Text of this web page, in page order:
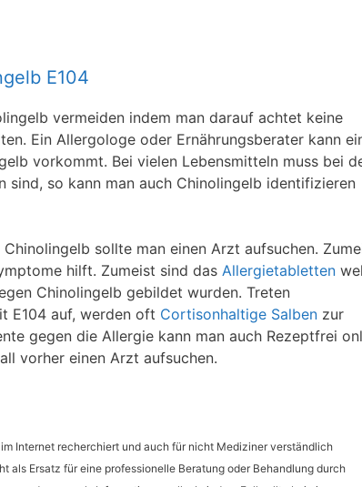
E104
vermeiden indem man darauf achtet keine
Ein Allergologe oder Ernährungsberater kann
vorkommt. Bei vielen Lebensmitteln muss bei
so kann man auch Chinolingelb identifizieren
sollte man einen Arzt aufsuchen.
hilft. Zumeist sind das Allergietabletten
Chinolingelb gebildet wurden. Treten
E104 auf, werden oft Cortisonhaltige Salben zur
gegen die Allergie kann man auch Rezeptfrei
vorher einen Arzt aufsuchen.
Internet recherchiert und auch für nicht Mediziner verständlich
Ersatz für eine professionelle Beratung oder Behandlung durch